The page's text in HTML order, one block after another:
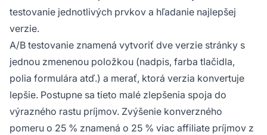
testovanie jednotlivých prvkov a hľadanie najlepšej
verzie.
A/B testovanie znamená vytvoriť dve verzie stránky s
jednou zmenenou položkou (nadpis, farba tlačidla,
polia formulára atď.) a merať, ktorá verzia konvertuje
lepšie. Postupne sa tieto malé zlepšenia spoja do
výrazného rastu príjmov. Zvýšenie konverzného
pomeru o 25 % znamená o 25 % viac affiliate príjmov z